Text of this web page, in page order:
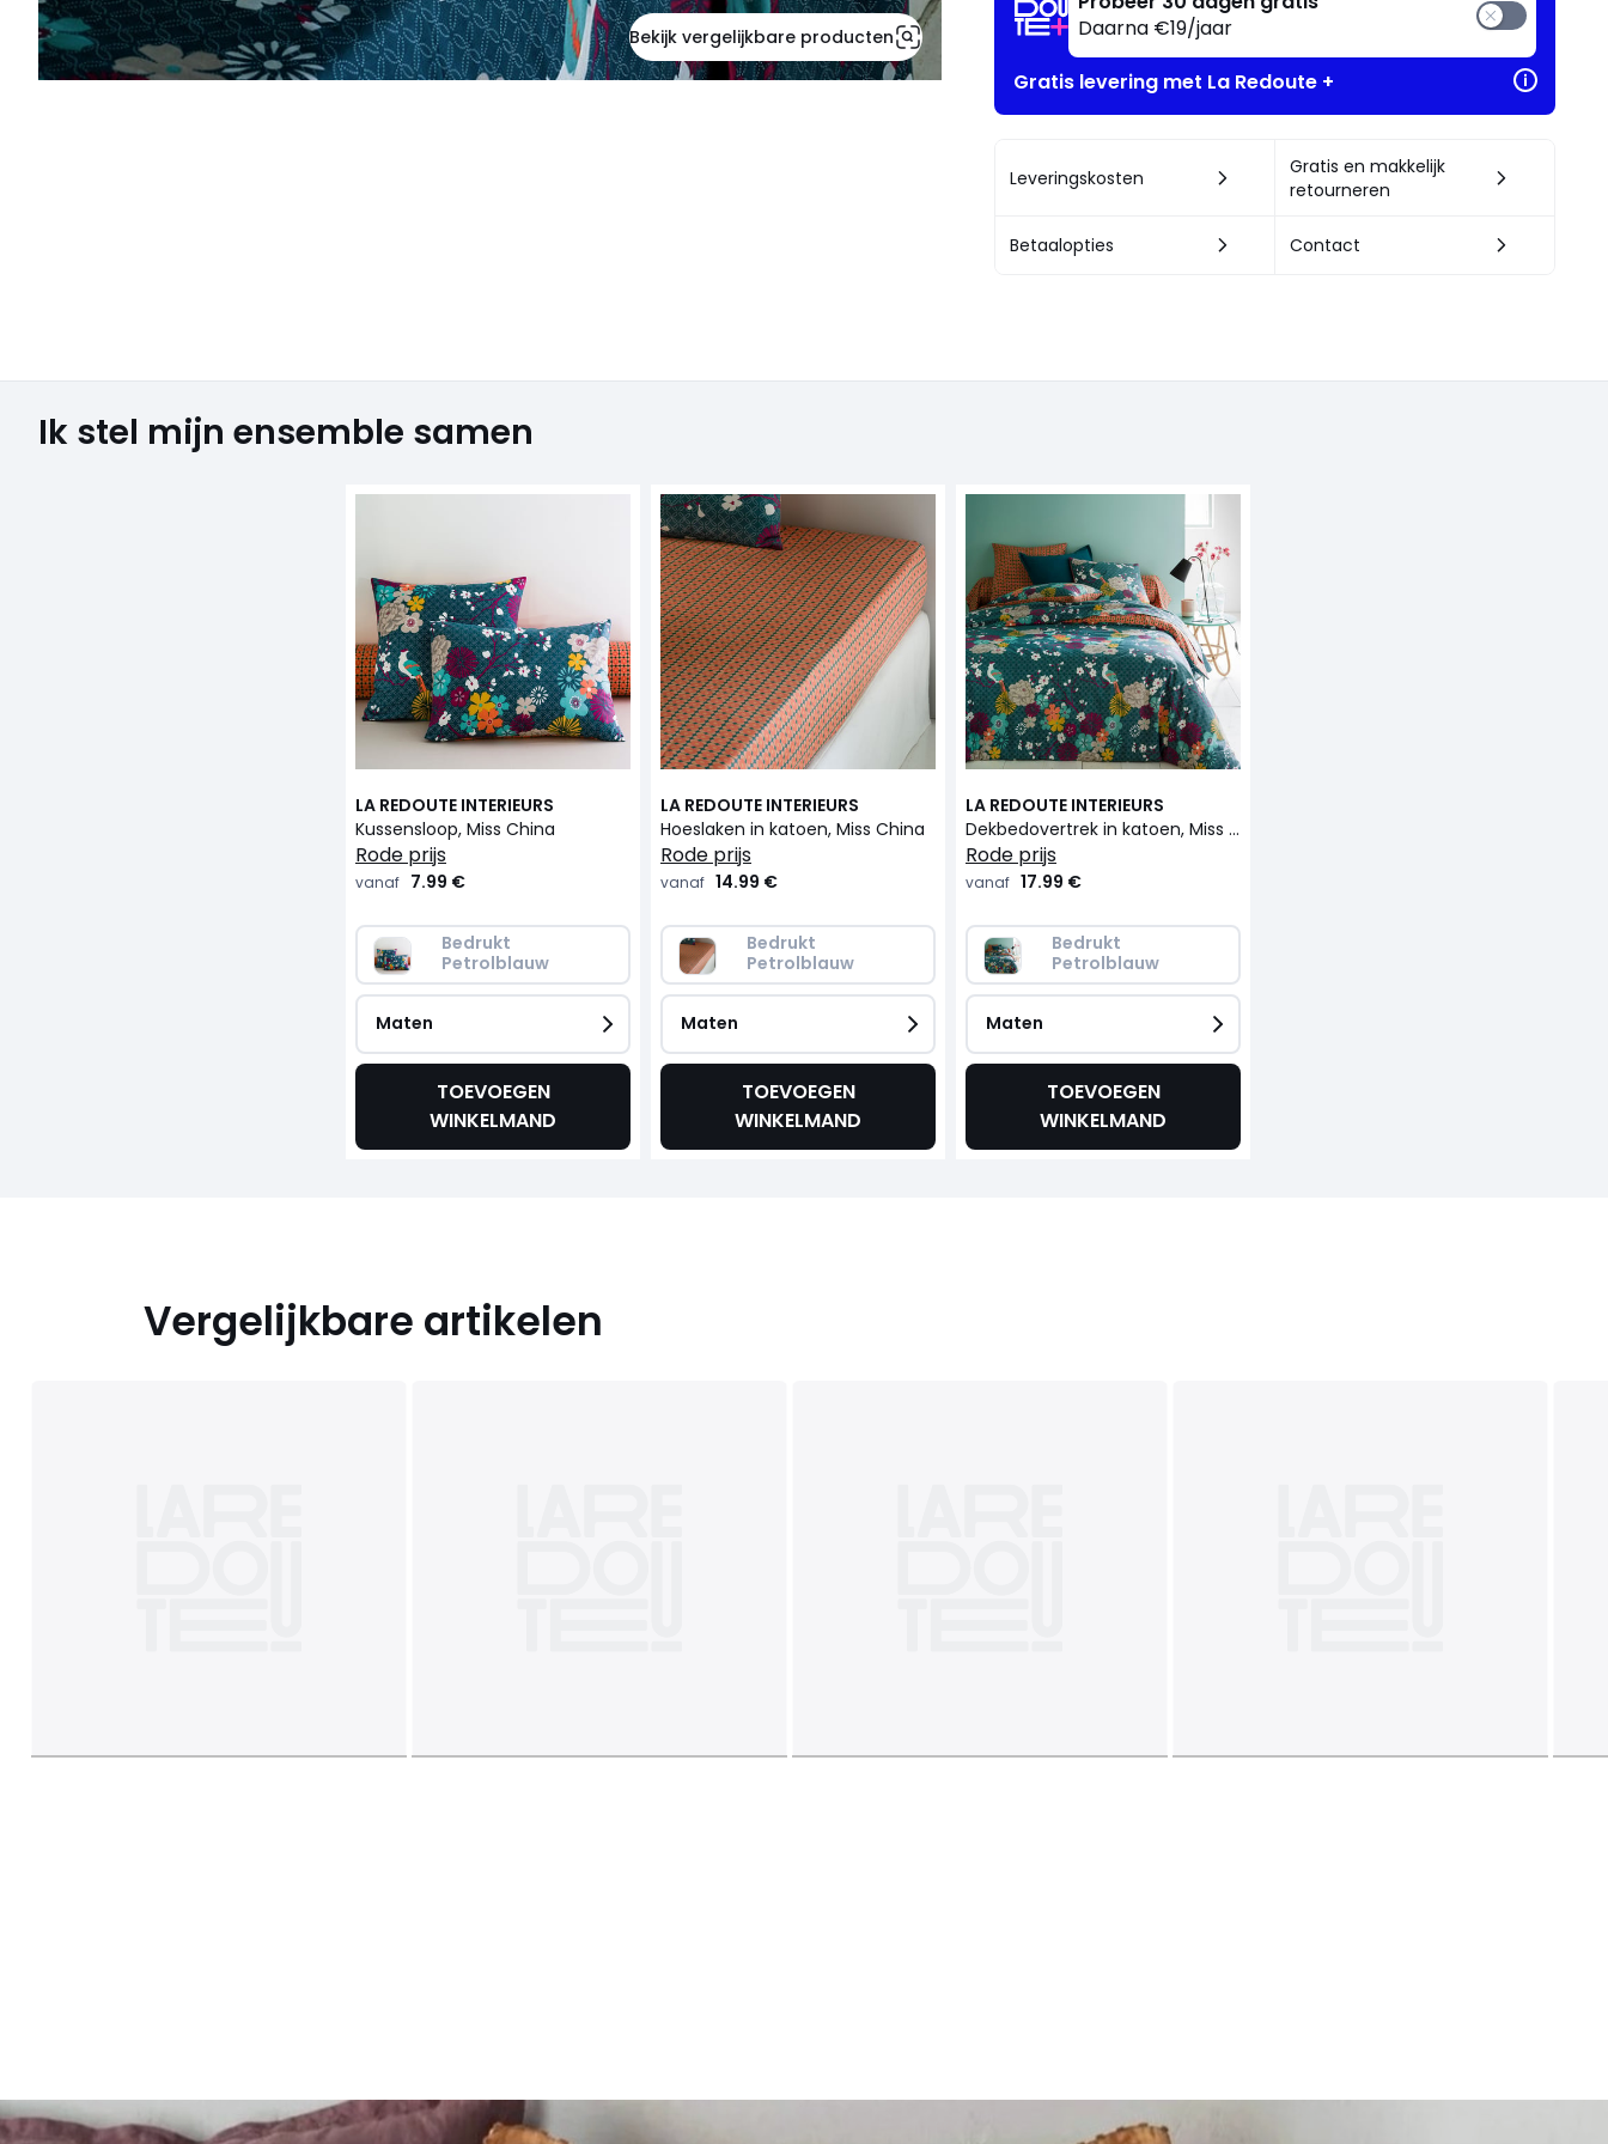
Bekijk vergelijkbare producten
Daarna €19/jaar
Gratis levering met La Redoute +
Leveringskosten
Gratis en makkelijk
retourneren
Betaalopties Contact
Ik stel mijn ensemble samen
LA REDOUTE INTERIEURS
Kussensloop, Miss China
rode prijs
vanaf 7.99 €
Bedrukt
Petrolblauw
Maten
TOEVOEGEN
WINKELMAND
LA REDOUTE INTERIEURS
Hoeslaken in katoen, Miss China
rode prijs
vanaf 14.99 €
Bedrukt
Petrolblauw
Maten
TOEVOEGEN
WINKELMAND
LA REDOUTE INTERIEURS
Dekbedovertrek in katoen, Miss China
rode prijs
vanaf 17.99 €
Bedrukt
Petrolblauw
Maten
TOEVOEGEN
WINKELMAND
Vergelijkbare artikelen